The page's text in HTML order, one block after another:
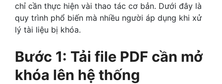
chỉ cần thực hiện vài thao tác cơ bản. Dưới đây là
quy trình phổ biến mà nhiều người áp dụng khi xử
lý tài liệu bị khóa.
Bước 1: Tải file PDF cần mở
khóa lên hệ thống